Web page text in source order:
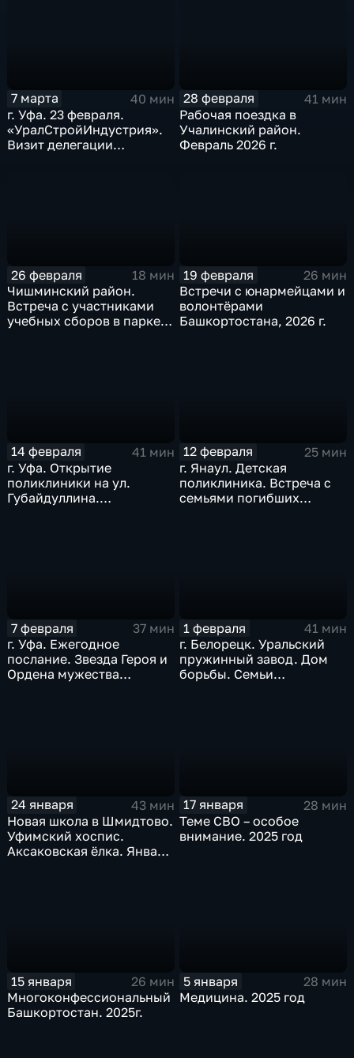
7 марта
40 мин
г. Уфа. 23 февраля.
«УралСтройИндустрия».
Визит делегации
28 февраля
41 мин
Рабочая поездка в
Учалинский район.
Февраль 2026 г.
26 февраля
18 мин
Чишминский район.
Встреча с участниками
учебных сборов в парке
19 февраля
26 мин
Встречи с юнармейцами и
волонтёрами
Башкортостана, 2026 г.
14 февраля
41 мин
г. Уфа. Открытие
поликлиники на ул.
Губайдуллина.
12 февраля
25 мин
г. Янаул. Детская
поликлиника. Встреча с
семьями погибших
7 февраля
37 мин
г. Уфа. Ежегодное
послание. Звезда Героя и
Ордена мужества
1 февраля
41 мин
г. Белорецк. Уральский
пружинный завод. Дом
борьбы. Семьи
24 января
43 мин
Новая школа в Шмидтово.
Уфимский хоспис.
Аксаковская ёлка. Январь
17 января
28 мин
Теме СВО – особое
внимание. 2025 год
15 января
26 мин
Многоконфессиональный
Башкортостан. 2025г.
5 января
28 мин
Медицина. 2025 год